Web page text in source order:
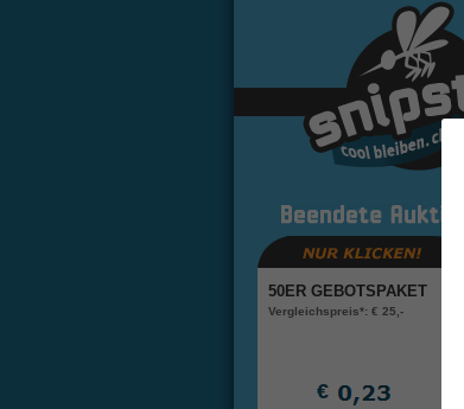
50ER GEBOTSPAKET
Vergleichspreis*: € 25,-
€